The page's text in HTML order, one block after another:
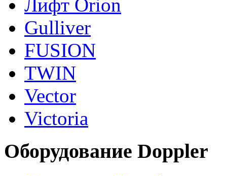
Лифт Orion
Gulliver
FUSION
TWIN
Vector
Victoria
Оборудование Doppler